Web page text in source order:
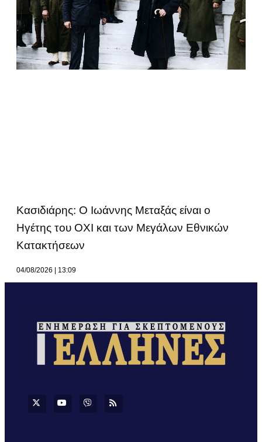
Κασιδιάρης: Ο Ιωάννης Μεταξάς είναι ο
Ηγέτης του ΟΧΙ και των Μεγάλων Εθνικών
Κατακτήσεων
04/08/2026 13:09